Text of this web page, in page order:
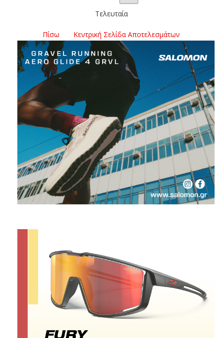
Τελευταία
Πίσω Κεντρική Σελίδα Αποτελεσμάτων